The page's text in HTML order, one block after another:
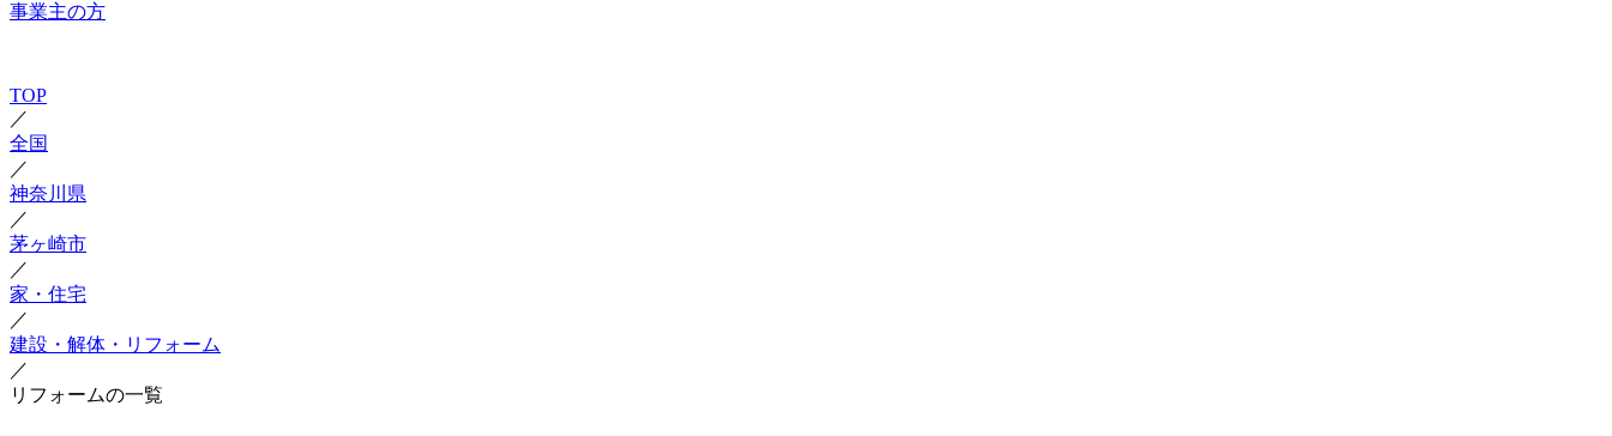
事業主の方
TOP
／
全国
／
神奈川県
／
茅ヶ崎市
／
家・住宅
／
建設・解体・リフォーム
／
リフォームの一覧